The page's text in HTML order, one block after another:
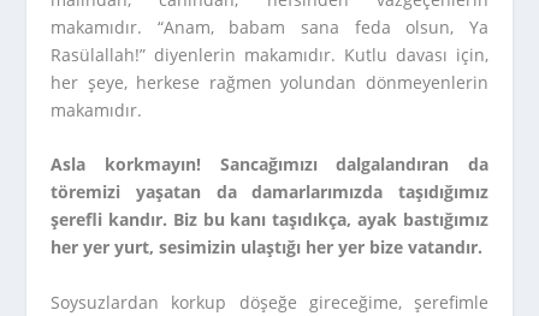
makamıdır. “Anam, babam sana feda olsun, Ya
Rasülallah!” diyenlerin makamıdır. Kutlu davası için,
her şeye, herkese rağmen yolundan dönmeyenlerin
makamıdır.
Asla korkmayın! Sancağımızı dalgalandıran da
töremizi yaşatan da damarlarımızda taşıdığımız
şerefli kandır. Biz bu kanı taşıdıkça, ayak bastığımız
her yer yurt, sesimizin ulaştığı her yer bize vatandır.
Soysuzlardan korkup döşeğe gireceğime, şerefimle